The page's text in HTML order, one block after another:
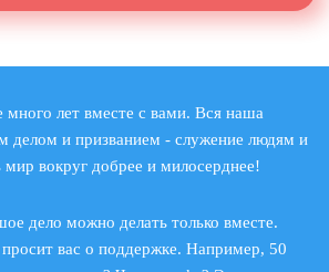
лет вместе с вами. Вся наша
делом и призванием - служение людям и
мир вокруг добрее и милосерднее!
дело можно делать только вместе.
вас о поддержке. Например, 50